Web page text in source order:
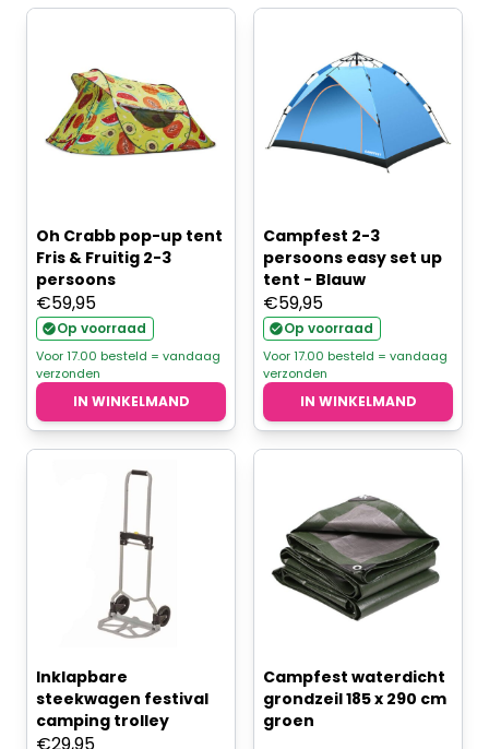
Oh Crabb pop-up tent
Fris & Fruitig 2-3
persoons
€59,95
Op voorraad
Voor 17.00 besteld = vandaag
verzonden
IN WINKELMAND
Campfest 2-3
persoons easy set up
tent - Blauw
€59,95
Op voorraad
Voor 17.00 besteld = vandaag
verzonden
IN WINKELMAND
Inklapbare
steekwagen festival
camping trolley
€29,95
Campfest waterdicht
grondzeil 185 x 290 cm
groen